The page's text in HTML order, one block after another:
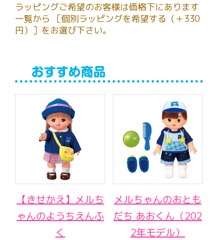
ラッピングご希望のお客様は価格下にあります
一覧から ［個別ラッピングを希望する（＋330
円）］をお選び下さい。
【きせかえ】メルち
ゃんのようちえんふ
く
メルちゃんのおとも
だち あおくん（202
2年モデル）